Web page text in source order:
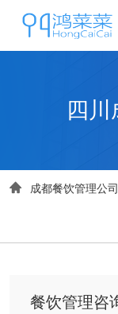
四
 成都餐饮管理公司
餐饮管理咨